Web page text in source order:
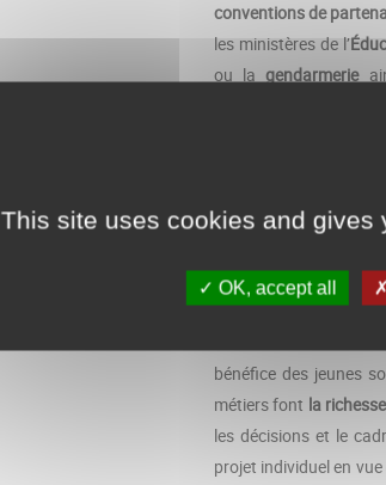
conventions de
les ministères de l’
ou lagendarmerie
institutionnels
judiciaire. La DPJJ
culture, dont l’ambition
Des métiers
Au quotidien, les
assistants sociaux,
bénéfice des jeunes
métiers font la
les décisions et le
projet individuel en
This site uses cookies and gives
OK, accept all